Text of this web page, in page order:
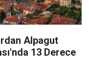
Alpagut
13 Derece